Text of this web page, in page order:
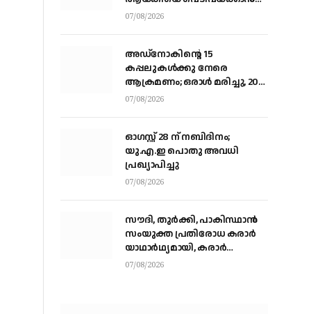
നിര്‍ദേശം
07/08/2026
അഡ്നോകിന്റെ 15
കപ്പലുകള്‍ക്കു നേരെ
ആക്രമണം; ഒരാള്‍ മരിച്ചു, 20
പേര്‍ക്ക് പരിക്ക്
07/08/2026
ഓഗസ്റ്റ് 28 ന് നബിദിനം;
യു.എ.ഇ പൊതു അവധി
പ്രഖ്യാപിച്ചു
07/08/2026
സൗദി, തുര്‍ക്കി, പാകിസ്ഥാന്‍
സംയുക്ത പ്രതിരോധ കരാര്‍
യാഥാര്‍ഥ്യമായി, കരാര്‍
ഒപ്പുവെച്ചത് വിശുദ്ധ ഹറമിന്റെ
07/08/2026